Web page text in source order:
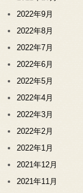
2022年9月
2022年8月
2022年7月
2022年6月
2022年5月
2022年4月
2022年3月
2022年2月
2022年1月
2021年12月
2021年11月